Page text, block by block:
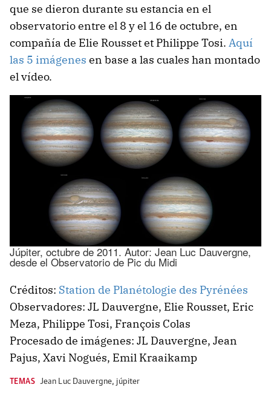
que se dieron durante su estancia en el
observatorio entre el 8 y el 16 de octubre, en
compañía de Elie Rousset et Philippe Tosi. Aquí
las 5 imágenes en base a las cuales han montado
el vídeo.
Júpiter, octubre de 2011. Autor: Jean Luc Dauvergne,
desde el Observatorio de Pic du Midi
Créditos: Station de Planétologie des Pyrénées
Observadores: JL Dauvergne, Elie Rousset, Eric
Meza, Philippe Tosi, François Colas
Procesado de imágenes: JL Dauvergne, Jean
Pajus, Xavi Nogués, Emil Kraaikamp
TEMAS Jean Luc Dauvergne, júpiter